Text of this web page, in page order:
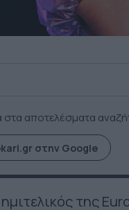
αποτελέσματα
στην Google
της